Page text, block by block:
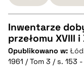
CZYSTY TEKST
Inwentarze
przełomu XVIII i
Opublikowano w:
1961 / Tom 3 / s. 153 -